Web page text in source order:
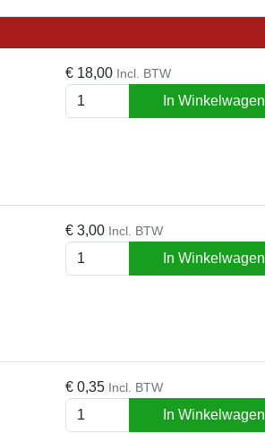
€ 18,00 Incl. BTW
In Winkelwagen
€ 3,00 Incl. BTW
In Winkelwagen
€ 0,35 Incl. BTW
In Winkelwagen